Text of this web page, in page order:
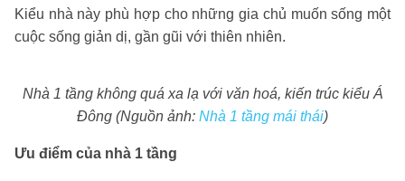
Kiểu nhà này phù hợp cho những gia chủ muốn sống một
cuộc sống giản dị, gần gũi với thiên nhiên.
Nhà 1 tầng không quá xa lạ với văn hoá, kiến trúc kiểu Á
Đông (Nguồn ảnh: Nhà 1 tầng mái thái)
Ưu điểm của nhà 1 tầng